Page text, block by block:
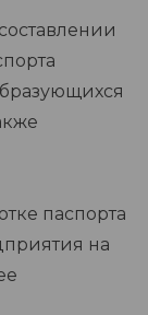
паспорта
на